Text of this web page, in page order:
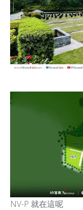
NV-P 就在這呢